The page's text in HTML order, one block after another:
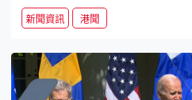
新聞資訊 港聞